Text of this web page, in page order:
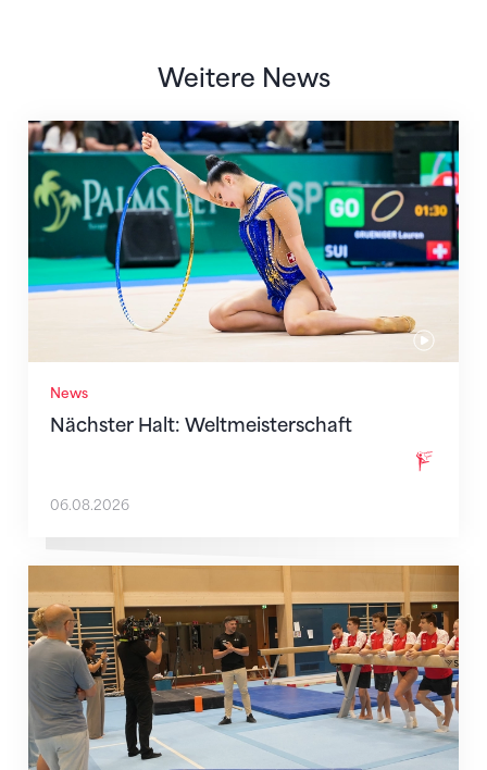
Weitere News
News
Nächster Halt: Weltmeisterschaft
Nächster Halt: Weltmeisterschaft
06.08.2026
Mit klaren Zielen nach Zagreb